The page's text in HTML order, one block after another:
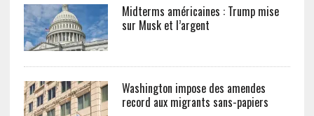
Midterms américaines : Trump mise
sur Musk et l’argent
Washington impose des amendes
record aux migrants sans-papiers